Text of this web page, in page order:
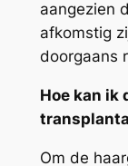
aangezien
afkomstig
doorgaans
Hoe kan ik
Om de